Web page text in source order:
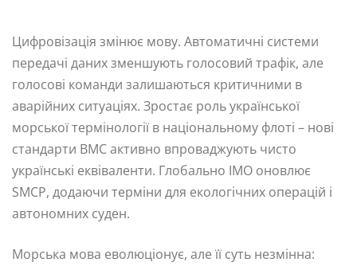
Цифровізація змінює мову. Автоматичні системи
передачі даних зменшують голосовий трафік, але
голосові команди залишаються критичними в
аварійних ситуаціях. Зростає роль української
морської термінології в національному флоті – нові
стандарти ВМС активно впроваджують чисто
українські еквіваленти. Глобально IMO оновлює
SMCP, додаючи терміни для екологічних операцій і
автономних суден.
Морська мова еволюціонує, але її суть незмінна: